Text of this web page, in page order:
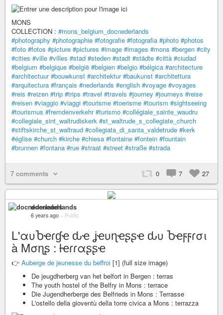
MONS
COLLECTION : #mons_belgium_docnederlands
#photography #photographie #fotografie #fotografia #photo #photos
#foto #fotos #picture #pictures #image #images #mons #bergen #city
#cities #ville #villes #stad #steden #stadt #städte #città #ciudad
#belgium #belgique #belgië #belgien #belgio #bélgica #architecture
#architectuur #bouwkunst #architektur #baukunst #architettura
#arquitectura #français #nederlands #english #voyage #voyages
#reis #reizen #trip #trips #travel #travels #journey #journeys #reise
#reisen #viaggio #viaggi #tourisme #toerisme #tourism #sightseeing
#tourismus #fremdenverkehr #turismo #collégiale_sainte_waudru
#collegiale_sint_waltrudiskerk #st_waltrude_s_collegiate_church
#stiftskirche_st_waltraud #collegiata_di_santa_valdetrude #kerk
#église #church #kirche #chiesa #fontaine #fontein #fountain
#brunnen #fontana #rue #straat #street #straße #strada
7 comments 0 7 27
docnederlands
6 years ago – Public
L'αυႦҽɾɠҽ ԃҽ ʝҽυɳҽʂʂҽ ԃυ Ⴆҽϝϝɾσι
à Mσɳʂ : ƚҽɾɾαʂʂҽ
👉 Auberge de jeunesse du beffroi [1] (full size image)
De jeugdherberg van het belfort in Bergen : terras
The youth hostel of the Belfry in Mons : terrace
Die Jugendherberge des Belfrieds in Mons : Terrasse
L'ostello della gioventù della torre civica a Mons : terrazza